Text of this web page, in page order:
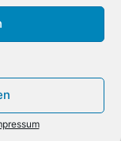
zugreifen
für
Martin
Zusätzlich zu
in der TK-